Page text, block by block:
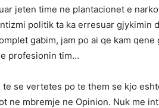
jeten time ne plantacionet e
politik ta ka erresuar gjykimin
gabim, jam po ai qe kam
profesionin tim…
te se vertetes po te them se kjo
ne mbremje ne Opinion. Nuk me